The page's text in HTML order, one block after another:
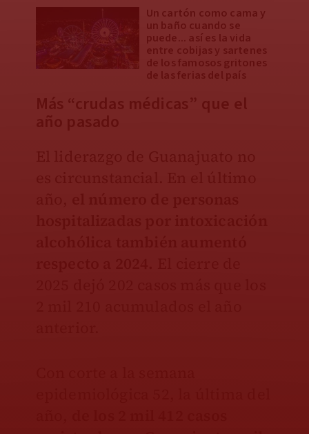
Un cartón como cama y
un baño cuando se
puede... así es la vida
entre cobijas y sartenes
de los famosos gritones
de las ferias del país